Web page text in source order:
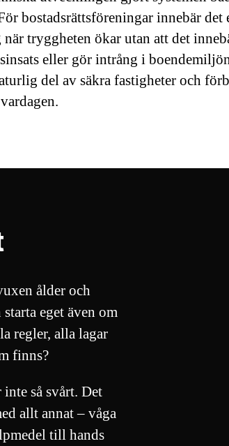
bostadsrättsföreningar innebär det
tryggheten ökar utan att det
eller gör intrång i
del av säkra fastigheter och
ålder och
eget även om
regler, alla lagar
finns?
så svårt. Det
allt annat – våga
till hands